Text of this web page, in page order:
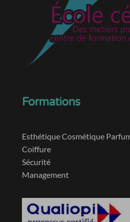
Formations
Esthétique Cosmétique
Coiffure
Sécurité
Management